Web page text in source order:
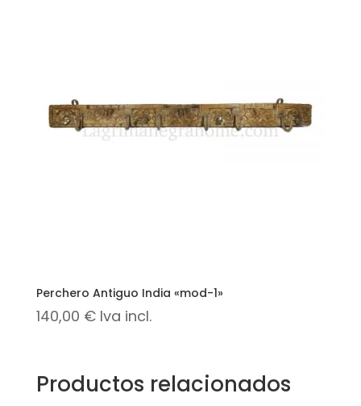
Perchero Antiguo India «mod-1»
140,00 € Iva incl.
Productos relacionados